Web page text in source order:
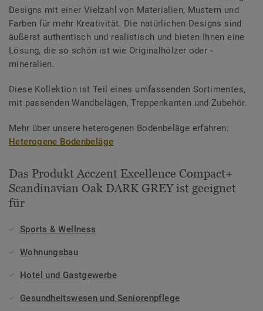
Designs mit einer Vielzahl von Materialien, Mustern und
Farben für mehr Kreativität. Die natürlichen Designs sind
äußerst authentisch und realistisch und bieten Ihnen eine
Lösung, die so schön ist wie Originalhölzer oder -
mineralien.
Diese Kollektion ist Teil eines umfassenden Sortimentes,
mit passenden Wandbelägen, Treppenkanten und Zubehör.
Mehr über unsere heterogenen Bodenbeläge erfahren:
Heterogene Bodenbeläge
Das Produkt Acczent Excellence Compact+
Scandinavian Oak DARK GREY ist geeignet
für
Sports & Wellness
Wohnungsbau
Hotel und Gastgewerbe
Gesundheitswesen und Seniorenpflege